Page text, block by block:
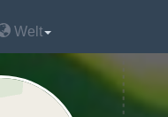
Welt
Welt